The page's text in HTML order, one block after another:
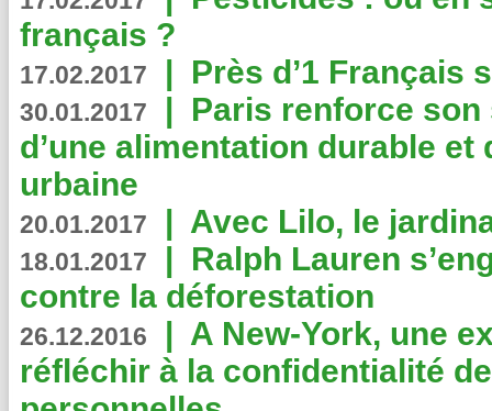
français ?
17.02.2017 | Près d’1 Français
30.01.2017 | Paris renforce
d’une alimentation durable et
urbaine
20.01.2017 | Avec Lilo, le
18.01.2017 | Ralph Lauren
contre la déforestation
26.12.2016 | A New-York, une
réfléchir à la confidentialité